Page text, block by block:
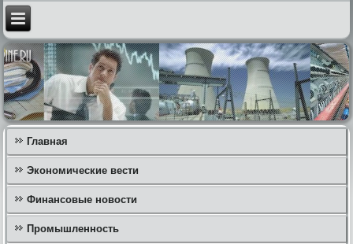
Главная
Экономические вести
Финансовые новости
Промышленность